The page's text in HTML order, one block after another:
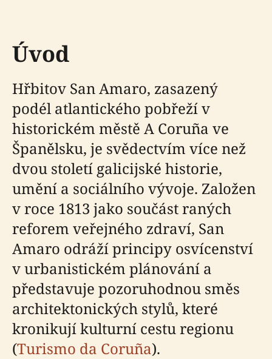
Úvod
Hřbitov San Amaro, zasazený
podél atlantického pobřeží v
historickém městě A Coruña ve
Španělsku, je svědectvím více než
dvou století galicijské historie,
umění a sociálního vývoje. Založen
v roce 1813 jako součást raných
reforem veřejného zdraví, San
Amaro odráží principy osvícenství
v urbanistickém plánování a
představuje pozoruhodnou směs
architektonických stylů, které
kronikují kulturní cestu regionu
(Turismo da Coruña).